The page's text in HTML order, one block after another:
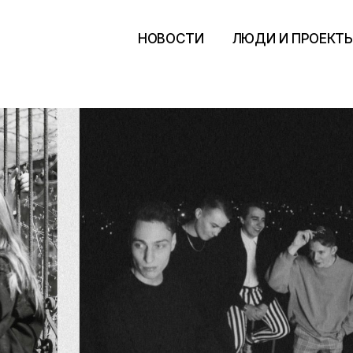
НОВОСТИ ЛЮДИ И